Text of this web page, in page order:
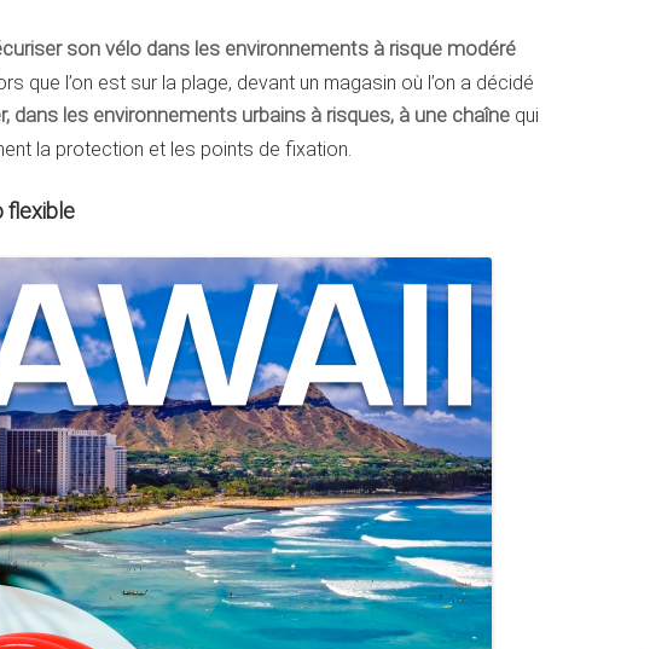
son vélo dans les environnements à risque modéré
que l’on est sur la plage, devant un magasin où l’on a décidé
dans les environnements urbains à risques, à une chaîne qui
la protection et les points de fixation.
flexible